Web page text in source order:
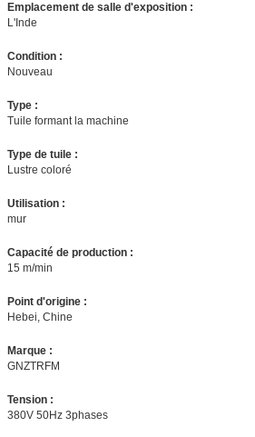
Emplacement de salle d'exposition :
L'Inde
Condition :
Nouveau
Type :
Tuile formant la machine
Type de tuile :
Lustre coloré
Utilisation :
mur
Capacité de production :
15 m/min
Point d'origine :
Hebei, Chine
Marque :
GNZTRFM
Tension :
380V 50Hz 3phases